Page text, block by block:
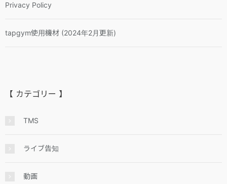
Privacy Policy
tapgym使用機材 (2024年2月更新)
【 カテゴリー 】
TMS
ライブ告知
動画